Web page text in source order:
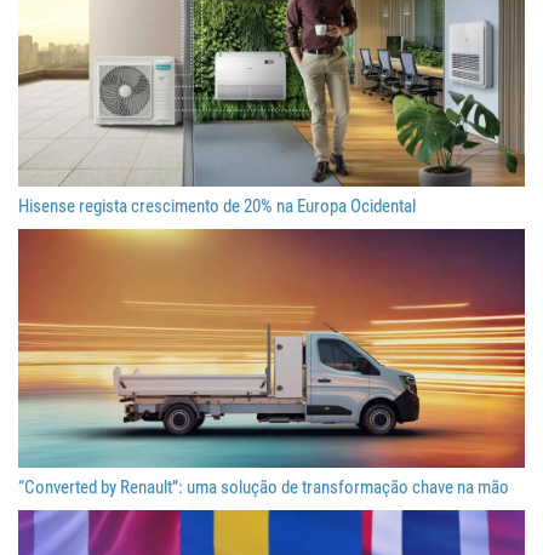
Hisense regista crescimento de 20% na Europa Ocidental
“Converted by Renault”: uma solução de transformação chave na mão